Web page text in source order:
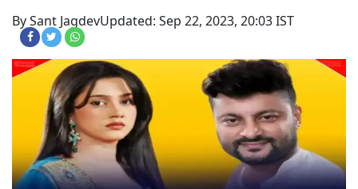
By Sant JagdevUpdated: Sep 22, 2023, 20:03 IST